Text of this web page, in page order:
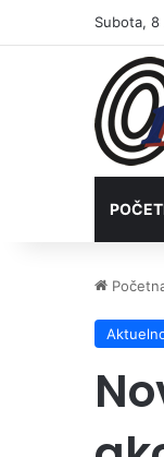
Subota,